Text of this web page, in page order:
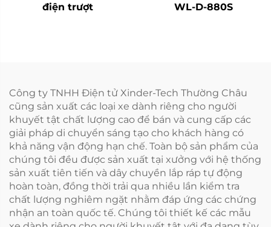
điện trượt
WL-D-880S
Công ty TNHH Điện tử Xinder-Tech Thường Châu
cũng sản xuất các loại xe dành riêng cho người
khuyết tật chất lượng cao để bán và cung cấp các
giải pháp di chuyển sáng tạo cho khách hàng có
khả năng vận động hạn chế. Toàn bộ sản phẩm của
chúng tôi đều được sản xuất tại xưởng với hệ thống
sản xuất tiên tiến và dây chuyền lắp ráp tự động
hoàn toàn, đồng thời trải qua nhiều lần kiểm tra
chất lượng nghiêm ngặt nhằm đáp ứng các chứng
nhận an toàn quốc tế. Chúng tôi thiết kế các mẫu